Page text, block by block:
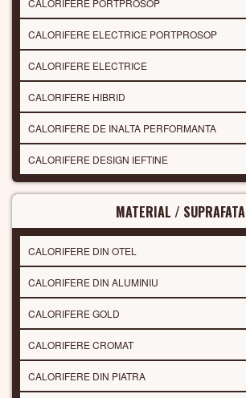
CALORIFERE PORTPROSOP
CALORIFERE ELECTRICE PORTPROSOP
CALORIFERE ELECTRICE
CALORIFERE HIBRID
CALORIFERE DE INALTA PERFORMANTA
CALORIFERE DESIGN IEFTINE
MATERIAL / SUPRAFATA
CALORIFERE DIN OTEL
CALORIFERE DIN ALUMINIU
CALORIFERE GOLD
CALORIFERE CROMAT
CALORIFERE DIN PIATRA